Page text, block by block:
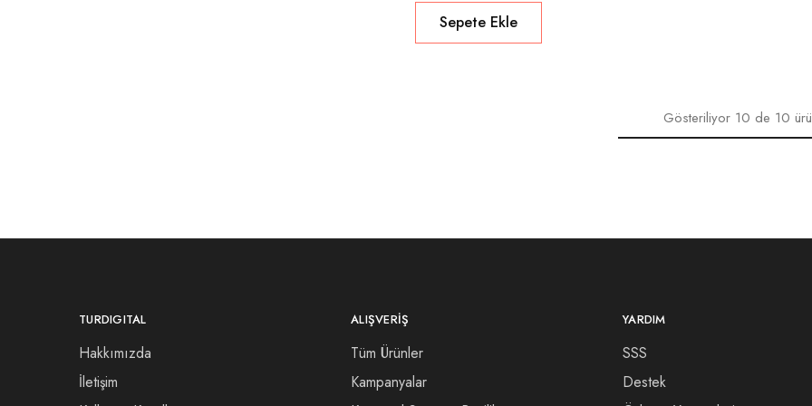
Sepete Ekle
Gösteriliyor 10de 10
TURDIGITAL
Hakkımızda
İletişim
ALIŞVERIŞ
Tüm Ürünler
Kampanyalar
YARDIM
SSS
Destek